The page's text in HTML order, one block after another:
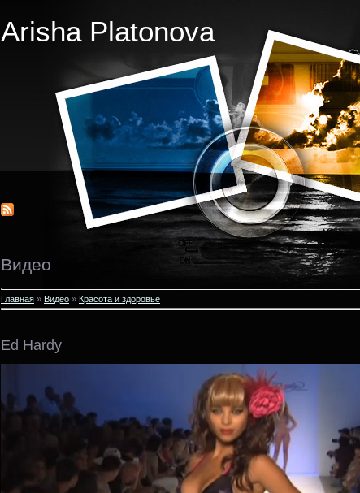
Arisha Platonova
Видео
Главная » Видео » Красота и здоровье
Ed Hardy